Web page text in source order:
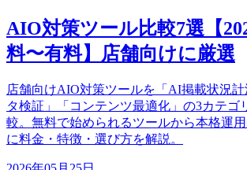
AIO対策ツール比較7選【
料〜有料】店舗向けに厳選
店舗向けAIO対策ツールを「AI掲載状況
タ検証」「コンテンツ最適化」の3カテゴ
較。無料で始められるツールから本格運
に料金・特徴・選び方を解説。